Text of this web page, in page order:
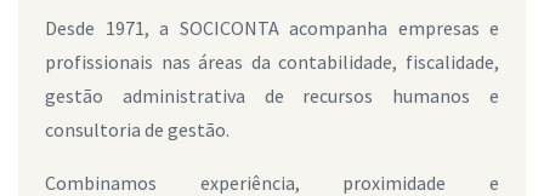
Desde 1971, a SOCICONTA acompanha empresas e
profissionais nas áreas da contabilidade, fiscalidade,
gestão administrativa de recursos humanos e
consultoria de gestão.
Combinamos experiência, proximidade e